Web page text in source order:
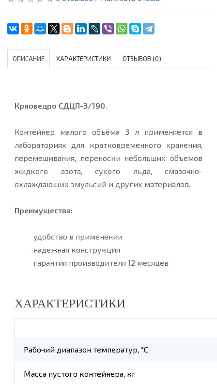
ОПИСАНИЕ ХАРАКТЕРИСТИКИ ОТЗЫВОВ (0)
Криоведро СДЦП-3/190.
Контейнер малого объёма 3 л применяется в
лабораториях для кратковременного хранения,
перемешивания, переноски небольших объемов
жидкого азота, сухого льда, смазочно-
охлаждающих эмульсий и других материалов.
Преимущества:
удобство в применении
надежная конструкция
гарантия производителя 12 месяцев
ХАРАКТЕРИСТИКИ
Рабочий диапазон температур, °C
Масса пустого контейнера, кг